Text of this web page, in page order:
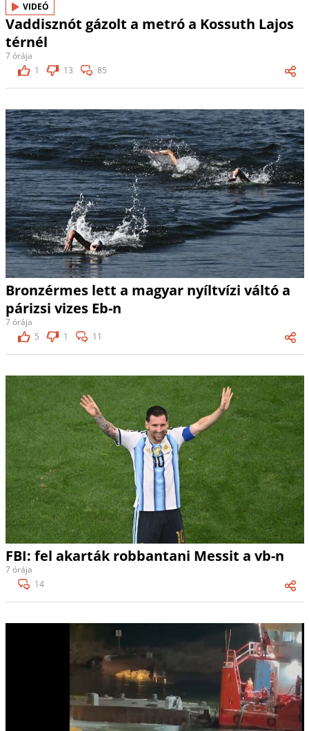
VIDEÓ
Vaddisznót gázolt a metró a Kossuth Lajos
térnél
7 órája
1
13 85
Bronzérmes lett a magyar nyíltvízi váltó a
párizsi vizes Eb-n
7 órája
5
1 11
FBI: fel akarták robbantani Messit a vb-n
7 órája
14